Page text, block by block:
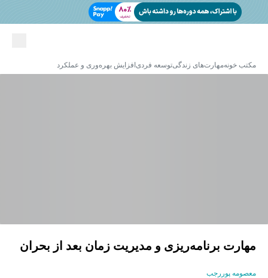
مکتب خونهمهارت‌های زندگیتوسعه فردی افزایش بهره‌وری و عملکرد
مهارت برنامه‌ریزی و مدیریت زمان بعد از بحران
معصومه پوررجب